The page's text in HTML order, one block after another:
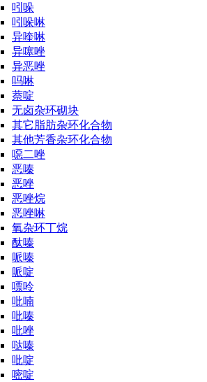
吲哚
吲哚啉
异喹啉
异噻唑
异恶唑
吗啉
萘啶
无卤杂环砌块
其它脂肪杂环化合物
其他芳香杂环化合物
噁二唑
恶嗪
恶唑
恶唑烷
恶唑啉
氧杂环丁烷
酞嗪
哌嗪
哌啶
嘌呤
吡喃
吡嗪
吡唑
哒嗪
吡啶
嘧啶